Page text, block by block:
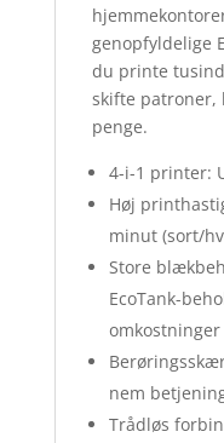
genopfyldelige
du printe
skifte patroner,
penge.
4-i-1 printer:
Høj
minut (sort/
Store
EcoTank-
omkostninger
nem
Trådløs